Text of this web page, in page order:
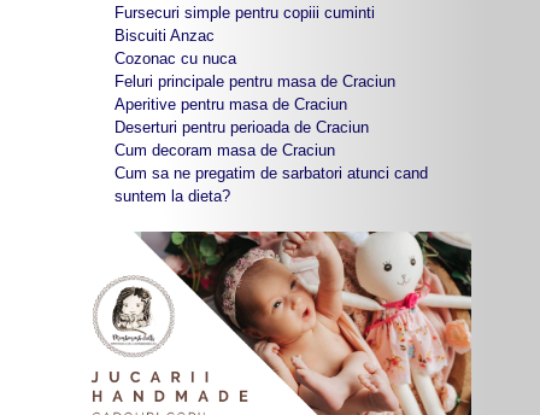
Fursecuri simple pentru copiii cuminti
Biscuiti Anzac
Cozonac cu nuca
Feluri principale pentru masa de Craciun
Aperitive pentru masa de Craciun
Deserturi pentru perioada de Craciun
Cum decoram masa de Craciun
Cum sa ne pregatim de sarbatori atunci cand
suntem la dieta?